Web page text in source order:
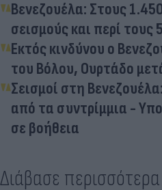
Βενεζουέλα: Στους
σεισμούς και περί τους
Εκτός κινδύνου ο
του Βόλου, Ουρτάδο
Σεισμοί στη
από τα συντρίμμια -
σε βοήθεια
Διάβασε περισσότερα